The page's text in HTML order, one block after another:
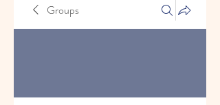
Groups